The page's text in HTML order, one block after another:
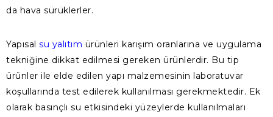
da hava sürüklerler.
Yapısal su yalıtım ürünleri karışım oranlarına ve uygulama
tekniğine dikkat edilmesi gereken ürünlerdir. Bu tip
ürünler ile elde edilen yapı malzemesinin laboratuvar
koşullarında test edilerek kullanılması gerekmektedir. Ek
olarak basınçlı su etkisindeki yüzeylerde kullanılmaları